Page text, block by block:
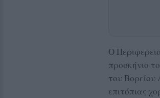
Ο
προσκήνιο
του Βορείου
επιτόπιας